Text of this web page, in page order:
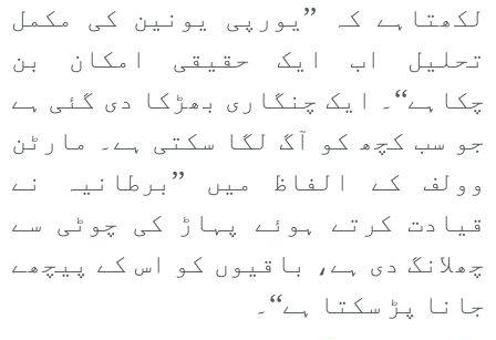
لکھتاہے کہ ’’یورپی یونین کی مکمل
تحلیل اب ایک حقیقی امکان بن
چکاہے‘‘۔ ایک چنگاری بھڑکا دی گئی ہے
جو سب کچھ کو آگ لگا سکتی ہے۔ مارٹن
وولف کے الفاظ میں ’’برطانیہ نے
قیادت کرتے ہوئے پہاڑ کی چوٹی سے
چھلانگ دی ہے، باقیوں کو اس کے پیچھے
جانا پڑ سکتا ہے‘‘۔